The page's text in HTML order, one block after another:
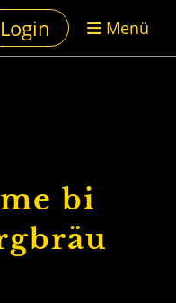
Login Menü
bi